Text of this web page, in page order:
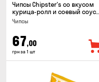
Чипсы Chipster's со вкусом
курица-ролл и соевый соус
90г
Чипсы
67,00
грн за 1 шт